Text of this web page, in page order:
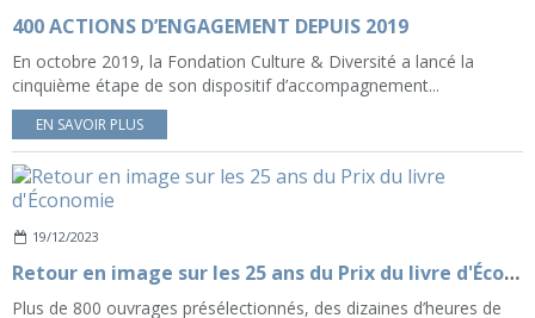
400 ACTIONS D’ENGAGEMENT DEPUIS 2019
En octobre 2019, la Fondation Culture & Diversité a lancé la
cinquième étape de son dispositif d’accompagnement...
EN SAVOIR PLUS
19/12/2023
Retour en image sur les 25 ans du Prix du livre d'Économie
Plus de 800 ouvrages présélectionnés, des dizaines d’heures de